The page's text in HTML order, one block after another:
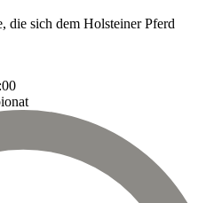
sich dem Holsteiner Pferd